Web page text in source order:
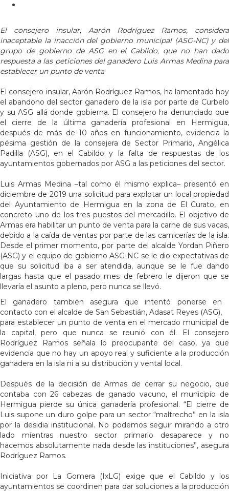
El consejero insular, Aarón Rodríguez Ramos, considera
inaceptable la inacción del gobierno municipal (ASG-NC) y del
grupo de gobierno de ASG en el Cabildo, que no han dado
respuesta a las peticiones del ganadero Luis Armas Medina para
establecer un punto de venta
El consejero insular, Aarón Rodríguez Ramos, ha lamentado hoy
el abandono del sector ganadero de la isla por parte de Curbelo
y su ASG allá donde gobierna. El consejero ha denunciado que
el cierre de la última ganadería profesional en Hermigua,
después de más de 10 años en funcionamiento, evidencia la
pésima gestión de la consejera de Sector Primario, Angélica
Padilla (ASG), en el Cabildo y la falta de respuestas de los
ayuntamientos gobernados por ASG a las peticiones del sector.
Luis Armas Medina –tal como él mismo explica– presentó en
diciembre de 2019 una solicitud para explotar un local propiedad
del Ayuntamiento de Hermigua en la zona de El Curato, en
concreto uno de los tres puestos del mercadillo. El objetivo de
Armas era habilitar un punto de venta para la carne de sus vacas,
debido a la caída de ventas por parte de las carnicerías de la isla.
Desde el primer momento, por parte del alcalde Yordan Piñero
(ASG) y el equipo de gobierno ASG-NC se le dio expectativas de
que su solicitud iba a ser atendida, aunque se le fue dando
largas hasta que el pasado mes de febrero le dijeron que se
llevaría el asunto a pleno, pero nunca se llevó.
El ganadero también asegura que intentó ponerse en
contacto con el alcalde de San Sebastián, Adasat Reyes (ASG),
para establecer un punto de venta en el mercado municipal de
la capital, pero que nunca se reunió con él. El consejero
Rodríguez Ramos señala lo preocupante del caso, ya que
evidencia que no hay un apoyo real y suficiente a la producción
ganadera en la isla ni a su distribución y vental local.
Después de la decisión de Armas de cerrar su negocio, que
contaba con 26 cabezas de ganado vacuno, el municipio de
Hermigua pierde su única ganadería profesional. “El cierre de
Luis supone un duro golpe para un sector “maltrecho” en la isla
por la desidia institucional. No podemos seguir mirando a otro
lado mientras nuestro sector primario desaparece y no
hacemos absolutamente nada desde las instituciones”, asegura
Rodríguez Ramos.
Iniciativa por La Gomera (IxLG) exige que el Cabildo y los
ayuntamientos se coordinen para dar soluciones a la producción